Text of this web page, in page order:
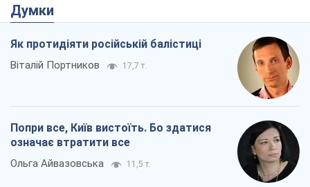
Думки
Як протидіяти російській балістиці
Віталій Портников 17,7 т.
Попри все, Київ вистоїть. Бо здатися
означає втратити все
Ольга Айвазовська 11,5 т.